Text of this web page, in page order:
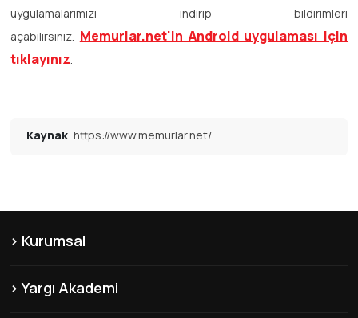
uygulamalarımızı indirip bildirimleri
açabilirsiniz. Memurlar.net'in Android uygulaması için
tıklayınız.
Kaynak https://www.memurlar.net/
Kurumsal
Hakkımızda
Yargı Akademi